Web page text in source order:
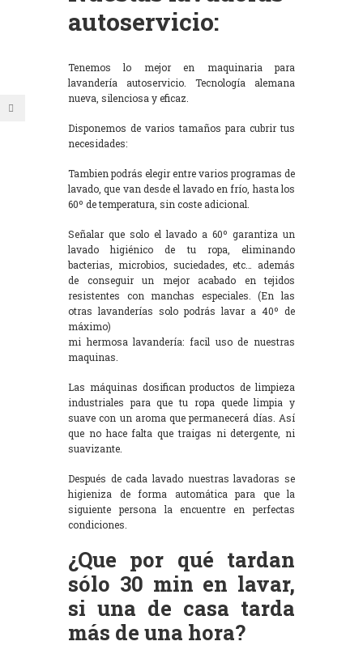
autoservicio:
Tenemos lo mejor en maquinaria para
lavandería autoservicio. Tecnología alemana
nueva, silenciosa y eficaz.
Disponemos de varios tamaños para cubrir tus
necesidades:
Tambien podrás elegir entre varios programas de
lavado, que van desde el lavado en frío, hasta los
60º de temperatura, sin coste adicional.
Señalar que solo el lavado a 60º garantiza un
lavado higiénico de tu ropa, eliminando
bacterias, microbios, suciedades, etc… además
de conseguir un mejor acabado en tejidos
resistentes con manchas especiales. (En las
otras lavanderías solo podrás lavar a 40º de
máximo)
mi hermosa lavandería: facil uso de nuestras
maquinas.
Las máquinas dosifican productos de limpieza
industriales para que tu ropa quede limpia y
suave con un aroma que permanecerá días. Así
que no hace falta que traigas ni detergente, ni
suavizante.
Después de cada lavado nuestras lavadoras se
higieniza de forma automática para que la
siguiente persona la encuentre en perfectas
condiciones.
¿Que por qué tardan
sólo 30 min en lavar,
si una de casa tarda
más de una hora?